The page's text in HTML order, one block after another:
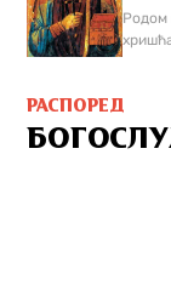
Родом
РАСПОРЕД